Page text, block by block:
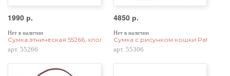
1990 р.
Нет в наличии
Сумка этническая 55266, хлопок
арт. 55266
4850 р.
Нет в наличии
Сумка с рисунком кошки Patterns
арт. 55306